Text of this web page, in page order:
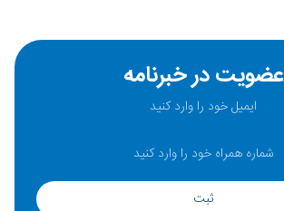
عضویت در خبرنامه
ثبت